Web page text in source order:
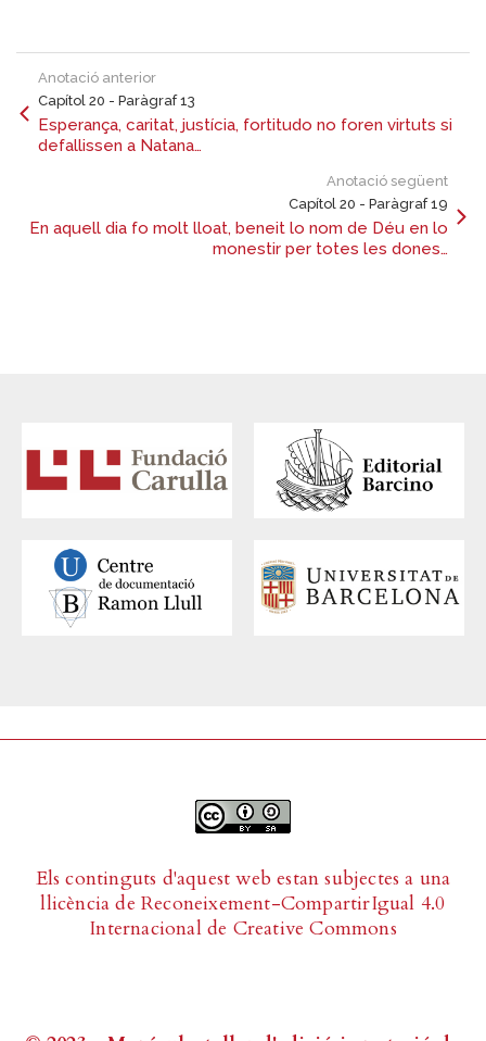
Anotació anterior
Capítol 20 - Paràgraf 13
Esperança, caritat, justícia, fortitudo no foren virtuts si
defallissen a Natana…
Anotació següent
Capítol 20 - Paràgraf 19
En aquell dia fo molt lloat, beneit lo nom de Déu en lo
monestir per totes les dones…
Els continguts d'aquest web estan subjectes a una
llicència deReconeixement-CompartirIgual 4.0
Internacional de Creative Commons